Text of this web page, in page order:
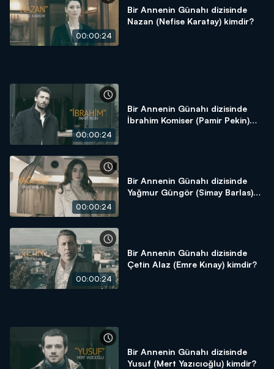
00:00:24
Bir Annenin Günahı dizisinde
Nazan (Nefise Karatay) kimdir?
00:00:24
Bir Annenin Günahı dizisinde
İbrahim Komiser (Pamir Pekin)
00:00:24
Bir Annenin Günahı dizisinde
Yağmur Güngör (Simay Barlas)
00:00:24
Bir Annenin Günahı dizisinde
Çetin Alaz (Emre Kınay) kimdir?
Bir Annenin Günahı dizisinde
Yusuf (Mert Yazıcıoğlu) kimdir?